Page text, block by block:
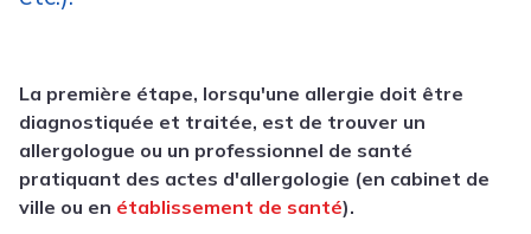
La première étape, lorsqu'une allergie doit être
diagnostiquée et traitée, est de trouver un
allergologue ou un professionnel de santé
pratiquant des actes d'allergologie (en cabinet de
ville ou en établissement de santé).